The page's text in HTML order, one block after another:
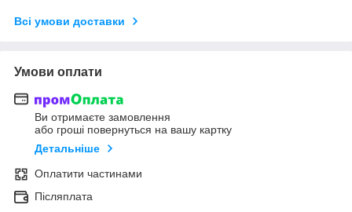
Всі умови доставки
Умови оплати
Ви отримаєте замовлення
або гроші повернуться на вашу картку
Детальніше
Оплатити частинами
Післяплата